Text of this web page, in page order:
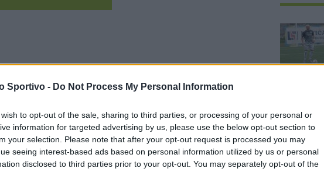
Sportivo - Do Not Process My Personal Information
to opt-out of the sale, sharing to third parties, or processing of your personal or
information for targeted advertising by us, please use the below opt-out section to
your selection. Please note that after your opt-out request is processed you may
seeing interest-based ads based on personal information utilized by us or personal
disclosed to third parties prior to your opt-out. You may separately opt-out of the